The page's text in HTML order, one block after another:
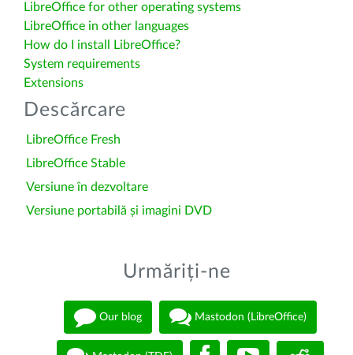
LibreOffice for other operating systems
LibreOffice in other languages
How do I install LibreOffice?
System requirements
Extensions
Descărcare
LibreOffice Fresh
LibreOffice Stable
Versiune în dezvoltare
Versiune portabilă și imagini DVD
Urmăriți-ne
Our blog Mastodon (LibreOffice)